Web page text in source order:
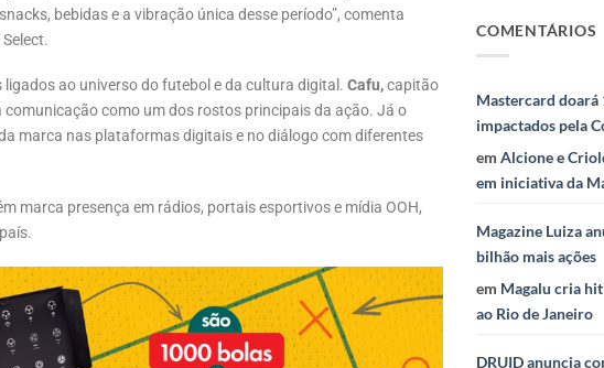
bebidas e a vibração única desse período”, comenta
ao universo do futebol e da cultura digital. Cafu,capitão
como um dos rostos principais da ação. Já o
marca nas plataformas digitais e no diálogo com diferentes
marca presença em rádios, portais esportivos e mídia OOH,
COMENTÁRIOS
Mastercard doará
impactados pela
emAlcione e
em iniciativa da
Magazine Luiza
bilhão mais ações
em Magalu cria
ao Rio de Janeiro
DRUID anuncia